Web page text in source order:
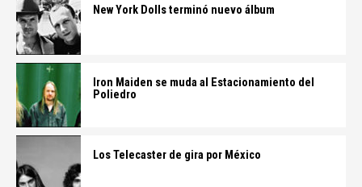
New York Dolls terminó nuevo álbum
Iron Maiden se muda al Estacionamiento del
Poliedro
Los Telecaster de gira por México